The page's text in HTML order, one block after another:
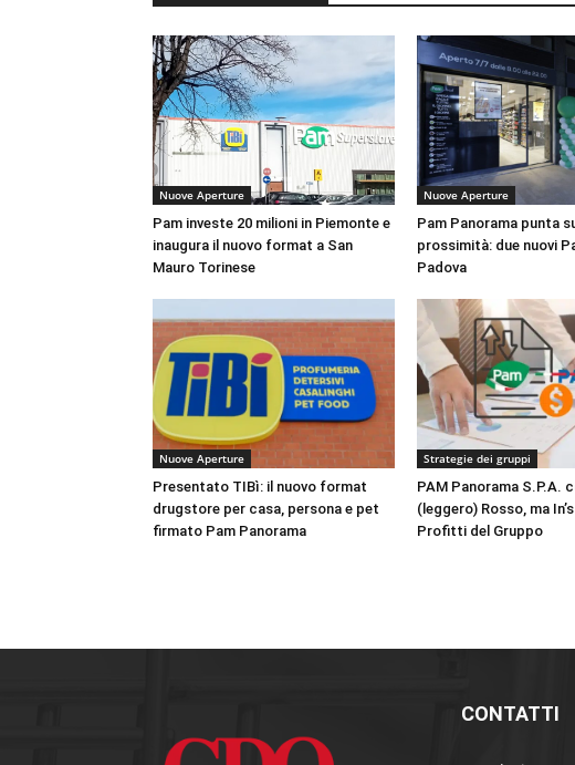
Nuove Aperture
Pam investe 20 milioni in Piemonte e
inaugura il nuovo format a San
Mauro Torinese
Nuove Aperture
Pam Panorama punta
prossimità: due nuovi
Padova
Nuove Aperture
Presentato TIBì: il nuovo format
drugstore per casa, persona e pet
firmato Pam Panorama
Strategie dei gruppi
PAM Panorama S.P.A.
(leggero) Rosso, ma
Profitti del Gruppo
CONTATTI